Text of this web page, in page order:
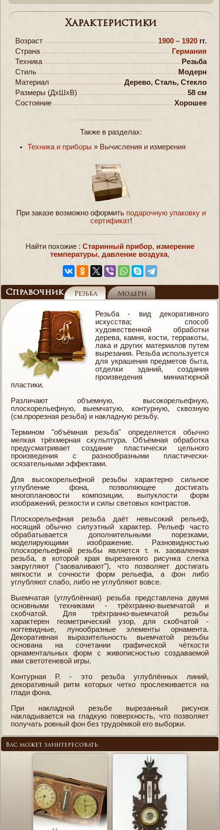
Характеристики
Возраст 1900 – 1920 гг.
Страна
Германия
Техника
Резьба
Стиль
Модерн
Материал
Дерево, Сталь, Стекло
Размеры (ДxШxВ)
58 см
Состояние
Хорошее
Также в разделах:
Техника и приборы » Вычисления и измерения
При заказе возможно оформить подарочную упаковку и
сертификат!
Найти похожие : Старинный прибор, измерение
температуры, давление воздуха,
Справочник Резьба Модерн
Резьба - вид декоративного
искусства; способ
художественной обработки
дерева, камня, кости, терракоты,
лака и других материалов путем
вырезания. Резьба используется
для украшения предметов быта,
отделки зданий, создания
произведения миниатюрной
пластики.
Различают объемную, высокорельефную,
плоскорельефную, выемчатую, контурную, сквозную
(см.прорезная резьба) и накладную резьбу.
Термином "объёмная резьба" определяется обычно
мелкая трёхмерная скульптура. Объёмная обработка
предусматривает создание пластически цельного
произведения с разнообразными пластически-
осязательными эффектами.
Для высокорельефной резьбы характерно сильное
углубление фона, позволяющее достигать
многоплановости композиции, выпуклости форм
изображений, резкости и силы световых контрастов.
Плоскорельефная резьба даёт невысокий рельеф,
носящий обычно силуэтный характер. Рельеф часто
обрабатывается дополнительными порезками,
моделирующими изображение. Разновидностью
плоскорельефной резьбы является т. н. заоваленная
резьба, в которой края вырезанного рисунка слегка
закругляют ("заоваливают"), что позволяет достигать
мягкости и сочности форм рельефа, а фон либо
углубляют слабо, либо не углубляют вовсе.
Выемчатая (углублённая) резьба представлена двумя
основными техниками - трёхгранно-выемчатой и
скобчатой. Для трёхгранно-выемчатой резьбы
характерен геометрический узор, для скобчатой -
ногтевидные, лунообразные элементы орнамента.
Декоративная выразительность выемчатой резьбы
основана на сочетании графической чёткости
орнаментальных форм с живописностью создаваемой
ими светотеневой игры.
Контурная Р. - это резьба углублённых линий,
декоративный ритм которых четко прослеживается на
глади фона.
При накладной резьбе вырезанный рисунок
накладывается на гладкую поверхность, что позволяет
получать ровный фон без трудоёмкой его выборки.
Вас может заинтересовать